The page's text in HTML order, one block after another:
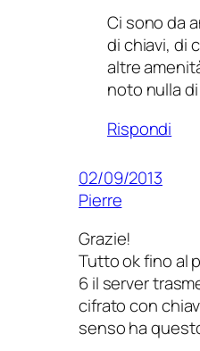
Ci sono da
di chiavi, di
altre
noto nulla
Rispondi
02/09/2013
Pierre
Grazie!
Tutto ok fino al
6 il server
cifrato con
senso ha